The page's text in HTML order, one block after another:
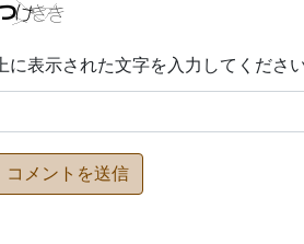
上に表示された文字を入力してください